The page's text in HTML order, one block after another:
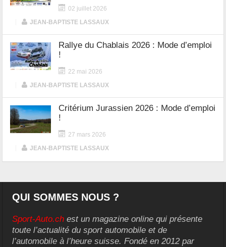
02 juillet 2026
JEAN-BAPTISTE LASSAUX
Rallye du Chablais 2026 : Mode d’emploi
!
22 mai 2026
JEAN-BAPTISTE LASSAUX
Critérium Jurassien 2026 : Mode d’emploi
!
27 mars 2026
JEAN-BAPTISTE LASSAUX
QUI SOMMES NOUS ?
Sport-Auto.ch est un magazine online qui présente
toute l’actualité du sport automobile et de
l’automobile à l’heure suisse. Fondé en 2012 par